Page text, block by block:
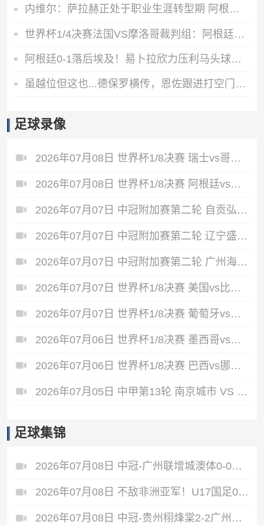
内维尔：萨拉赫正处于职业生涯转型期 阿根廷有良好的化学反应
世界杯1/4决赛法国VS摩洛哥裁判组：阿根廷裁判法昆多·特略主哨
阿根廷0-1落后埃及！易卜拉欣力压利马头球破门，阿提亚助攻
虽越位但这也...德保罗横传，恩佐跟进打空门直接偏出
足球录像
2026年07月08日 世界杯1/8决赛 瑞士vs哥伦比亚 全场录像
2026年07月08日 世界杯1/8决赛 阿根廷vs埃及 全场录像
2026年07月07日 中冠附加赛第二轮 自贡弘祥电碳 VS 大连聚惺晟恒 全场录像
2026年07月07日 中冠附加赛第二轮 辽宁盛京新锐 VS 上海泽天 全场录像
2026年07月07日 中冠附加赛第二轮 广州海珠醒派 VS 吴川青年 全场录像
2026年07月07日 世界杯1/8决赛 美国vs比利时 全场录像
2026年07月07日 世界杯1/8决赛 葡萄牙vs西班牙 全场录像
2026年07月06日 世界杯1/8决赛 墨西哥vs英格兰 全场录像
2026年07月06日 世界杯1/8决赛 巴西vs挪威 全场录像
2026年07月05日 中甲第13轮 南京城市 VS 佛山南狮 全场录像
足球集锦
2026年07月08日 中冠-广州联增城澳体0-0战平重庆两江瀚达 双方握手言和
2026年07月08日 不敌非洲亚军！U17国足0-2坦桑尼亚U17 帅惟浩失良机基津加世界波
2026年07月08日 中冠-贵州栩烽棠2-2广州黄埔志诚 广州两度落后两度扳平